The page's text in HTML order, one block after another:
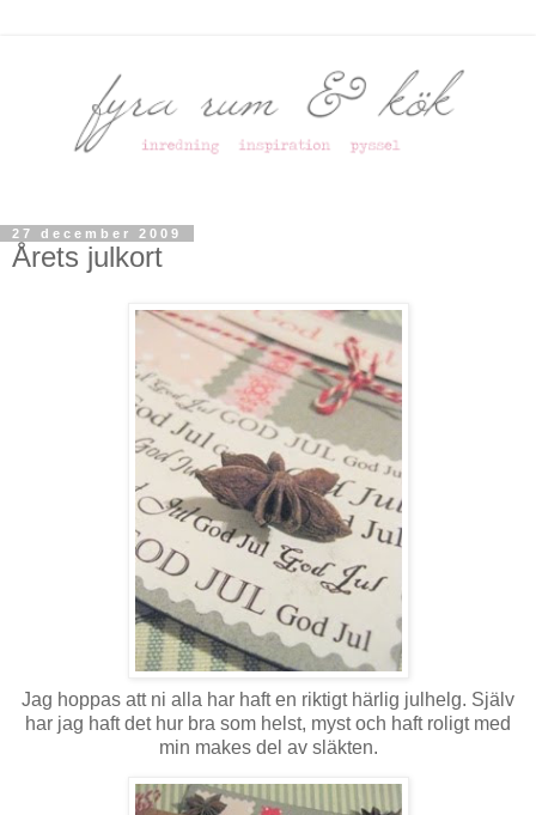
27 december 2009
Årets julkort
Jag hoppas att ni alla har haft en riktigt härlig julhelg. Själv
har jag haft det hur bra som helst, myst och haft roligt med
min makes del av släkten.